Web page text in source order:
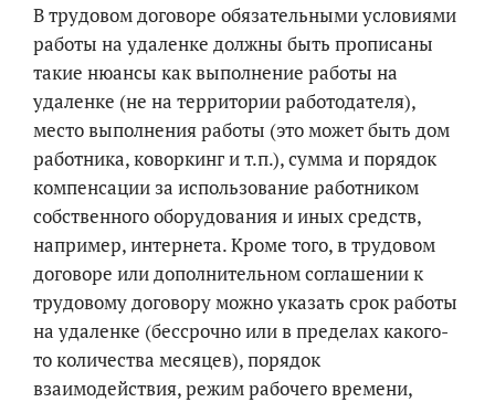
В трудовом договоре обязательными условиями
работы на удаленке должны быть прописаны
такие нюансы как выполнение работы на
удаленке (не на территории работодателя),
место выполнения работы (это может быть дом
работника, коворкинг и т.п.), сумма и порядок
компенсации за использование работником
собственного оборудования и иных средств,
например, интернета. Кроме того, в трудовом
договоре или дополнительном соглашении к
трудовому договору можно указать срок работы
на удаленке (бессрочно или в пределах какого-
то количества месяцев), порядок
взаимодействия, режим рабочего времени,